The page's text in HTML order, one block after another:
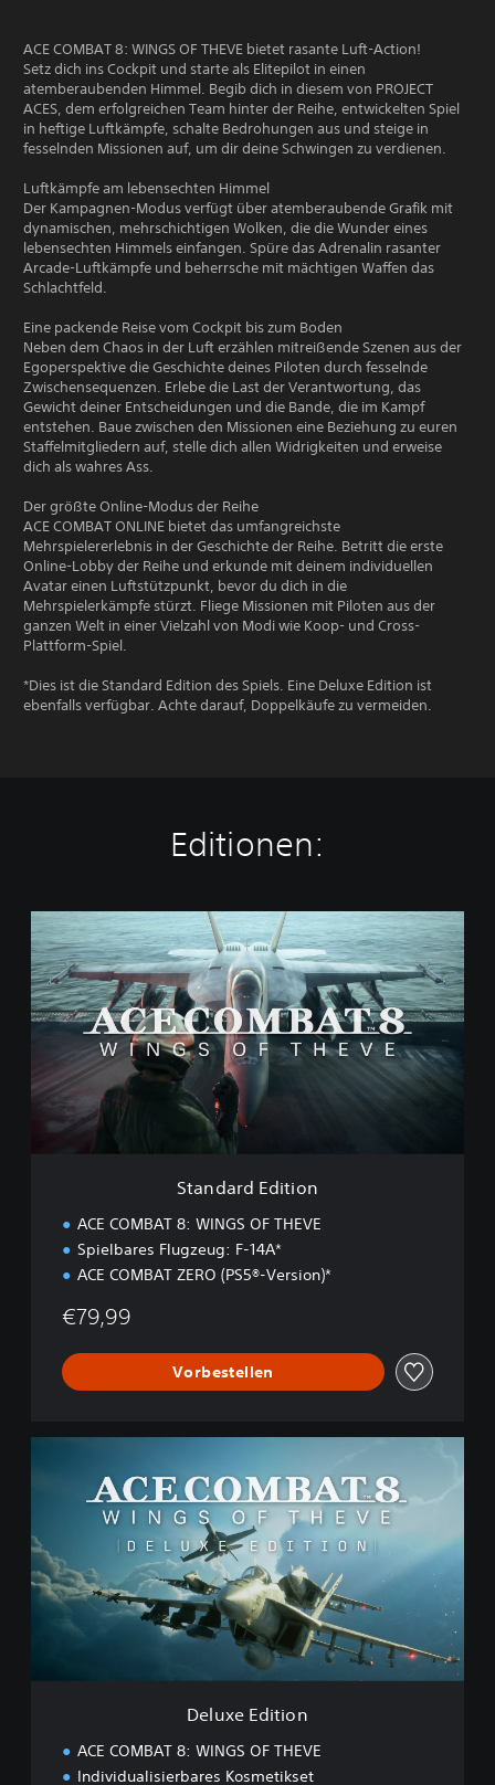
ACE COMBAT 8: WINGS OF THEVE bietet rasante Luft-Action!
Setz dich ins Cockpit und starte als Elitepilot in einen
atemberaubenden Himmel. Begib dich in diesem von PROJECT
ACES, dem erfolgreichen Team hinter der Reihe, entwickelten Spiel
in heftige Luftkämpfe, schalte Bedrohungen aus und steige in
fesselnden Missionen auf, um dir deine Schwingen zu verdienen.
Luftkämpfe am lebensechten Himmel
Der Kampagnen-Modus verfügt über atemberaubende Grafik mit
dynamischen, mehrschichtigen Wolken, die die Wunder eines
lebensechten Himmels einfangen. Spüre das Adrenalin rasanter
Arcade-Luftkämpfe und beherrsche mit mächtigen Waffen das
Schlachtfeld.
Eine packende Reise vom Cockpit bis zum Boden
Neben dem Chaos in der Luft erzählen mitreißende Szenen aus der
Egoperspektive die Geschichte deines Piloten durch fesselnde
Zwischensequenzen. Erlebe die Last der Verantwortung, das
Gewicht deiner Entscheidungen und die Bande, die im Kampf
entstehen. Baue zwischen den Missionen eine Beziehung zu euren
Staffelmitgliedern auf, stelle dich allen Widrigkeiten und erweise
dich als wahres Ass.
Der größte Online-Modus der Reihe
ACE COMBAT ONLINE bietet das umfangreichste
Mehrspielererlebnis in der Geschichte der Reihe. Betritt die erste
Online-Lobby der Reihe und erkunde mit deinem individuellen
Avatar einen Luftstützpunkt, bevor du dich in die
Mehrspielerkämpfe stürzt. Fliege Missionen mit Piloten aus der
ganzen Welt in einer Vielzahl von Modi wie Koop- und Cross-
Plattform-Spiel.
*Dies ist die Standard Edition des Spiels. Eine Deluxe Edition ist
ebenfalls verfügbar. Achte darauf, Doppelkäufe zu vermeiden.
Editionen:
t
a
n
d
a
E
t
Standard Edition
ACE COMBAT 8: WINGS OF THEVE
Spielbares Flugzeug: F-14A*
ACE COMBAT ZERO (PS5®-Version)*
€79,99
Vorbestellen
x
e
E
d
o
Deluxe Edition
ACE COMBAT 8: WINGS OF THEVE
Individualisierbares Kosmetikset